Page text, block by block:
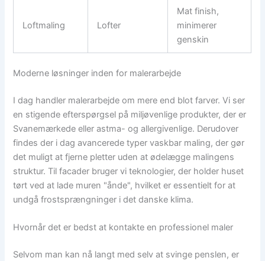
Loftmaling Lofter
Mat finish,
minimerer
genskin
Moderne løsninger inden for malerarbejde
I dag handler malerarbejde om mere end blot farver. Vi ser
en stigende efterspørgsel på miljøvenlige produkter, der er
Svanemærkede eller astma- og allergivenlige. Derudover
findes der i dag avancerede typer vaskbar maling, der gør
det muligt at fjerne pletter uden at ødelægge malingens
struktur. Til facader bruger vi teknologier, der holder huset
tørt ved at lade muren "ånde", hvilket er essentielt for at
undgå frostsprængninger i det danske klima.
Hvornår det er bedst at kontakte en professionel maler
Selvom man kan nå langt med selv at svinge penslen, er